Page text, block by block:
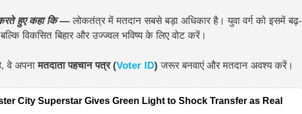
करते हुए कहा कि —लोकतंत्र में मतदान सबसे बड़ा अधिकार है। युवा वर्ग को इसमें बढ़-
विकसित बिहार और उज्ज्वल भविष्य के लिए वोट करें।
वे अपनामतदाता पहचान पत्र (Voter ID) जरूर बनवाएं और मतदान अवश्य करें।
City Superstar Gives Green Light to Shock Transfer as Real